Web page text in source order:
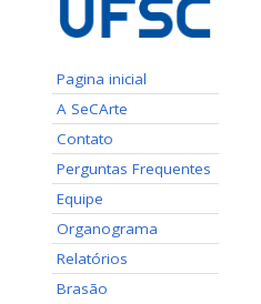
Pagina inicial
A SeCArte
Contato
Perguntas Frequentes
Equipe
Organograma
Relatórios
Brasão